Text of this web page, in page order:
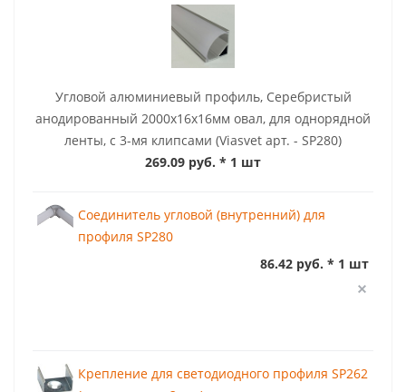
Угловой алюминиевый профиль, Серебристый
анодированный 2000х16х16мм овал, для однорядной
ленты, с 3-мя клипсами (Viasvet арт. - SP280)
269.09 руб. * 1 шт
Соединитель угловой (внутренний) для
профиля SP280
86.42 руб. * 1 шт
Крепление для светодиодного профиля SP262